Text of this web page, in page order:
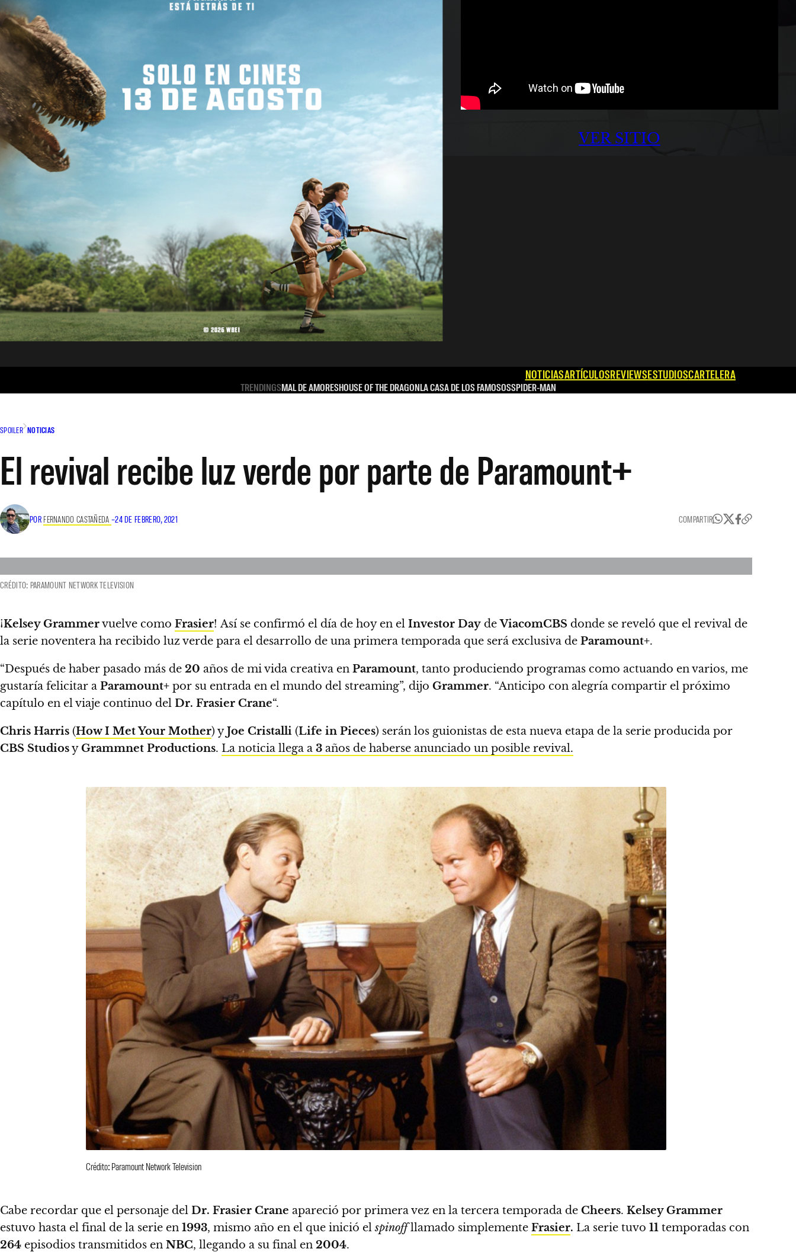
VER SITIO
NOTICIASARTÍCULOSREVIEWSESTUDIOSCARTELERA
TRENDINGSMAL DE AMORESHOUSE OF THE DRAGONLA CASA DE LOS FAMOSOSSPIDER-MAN
SPOILER NOTICIAS
El revival recibe luz verde por parte de Paramount+
POR FERNANDO CASTAÑEDA –24 DE FEBRERO, 2021 COMPARTIR
CRÉDITO: PARAMOUNT NETWORK TELEVISION
¡Kelsey Grammervuelve como Frasier! Así se confirmó el día de hoy en el Investor Day deViacomCBS donde se reveló que el revival de
la serie noventera ha recibido luz verde para el desarrollo de una primera temporada que será exclusiva de Paramount+.
“Después de haber pasado más de 20 años de mi vida creativa en Paramount, tanto produciendo programas como actuando en varios, me
gustaría felicitar a Paramount+ por su entrada en el mundo del streaming”, dijo Grammer. “Anticipo con alegría compartir el próximo
capítulo en el viaje continuo del Dr. Frasier Crane“.
Chris Harris (How I Met Your Mother) yJoe Cristalli (Life in Pieces) serán los guionistas de esta nueva etapa de la serie producida por
CBS StudiosyGrammnet Productions. La noticia llega a 3 años de haberse anunciado un posible revival.
Crédito: Paramount Network Television
Cabe recordar que el personaje del Dr. Frasier Crane apareció por primera vez en la tercera temporada de Cheers. Kelsey Grammer
estuvo hasta el final de la serie en 1993, mismo año en el que inició elspinoffllamado simplemente Frasier. La serie tuvo 11 temporadas con
264 episodios transmitidos en NBC, llegando a su final en 2004.